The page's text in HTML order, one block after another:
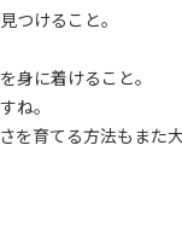
つけること。
身に着けること。
ね。
を育てる方法もまた